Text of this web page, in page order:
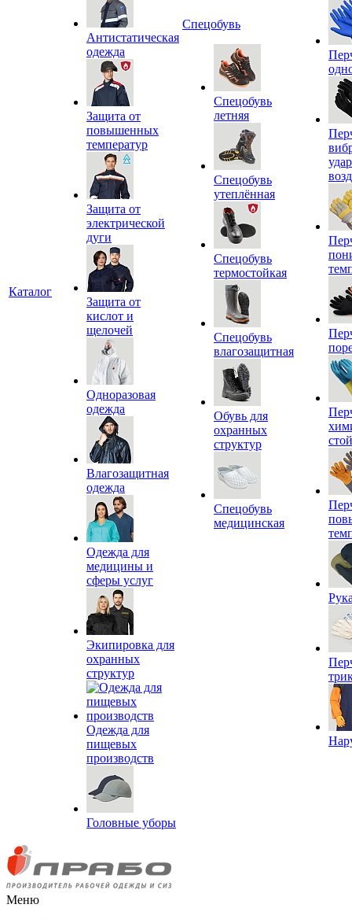
Каталог
Антистатическая
одежда
Защита от
повышенных
температур
Защита от
электрической
дуги
Защита от
кислот и
щелочей
Одноразовая
одежда
Влагозащитная
одежда
Одежда для
медицины и
сферы услуг
Экипировка для
охранных
структур
Одежда для
пищевых
производств
Головные уборы
Спецобувь
Спецобувь
летняя
Спецобувь
утеплённая
Спецобувь
термостойкая
Спецобувь
влагозащитная
Обувь для
охранных
структур
Спецобувь
медицинская
Меню